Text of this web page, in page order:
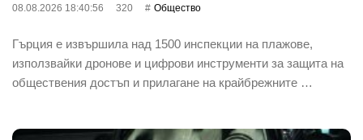
08.08.2026 18:40:56 320 Общество
Гърция е извършила над 1500 инспекции на плажове,
използвайки дронове и цифрови инструменти за защита на
обществения достъп и прилагане на крайбрежните …